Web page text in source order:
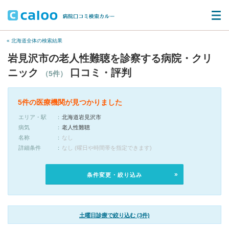
« 北海道全体の検索結果
岩見沢市の老人性難聴を診察する病院・クリ
ニック
（5件） 口コミ・評判
5件の医療機関が見つかりました
エリア・駅
北海道岩見沢市
病気
老人性難聴
名称
なし
詳細条件
なし (曜日や時間帯を指定できます)
条件変更・絞り込み
土曜日診療で絞り込む (3件)